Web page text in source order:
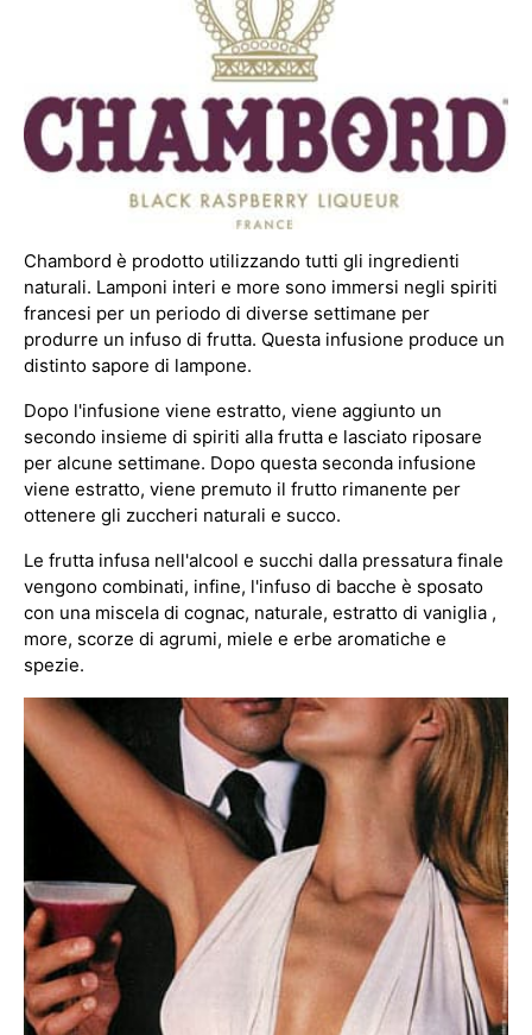
Chambord è prodotto utilizzando tutti gli ingredienti
naturali. Lamponi interi e more sono immersi negli spiriti
francesi per un periodo di diverse settimane per
produrre un infuso di frutta. Questa infusione produce un
distinto sapore di lampone.
Dopo l'infusione viene estratto, viene aggiunto un
secondo insieme di spiriti alla frutta e lasciato riposare
per alcune settimane. Dopo questa seconda infusione
viene estratto, viene premuto il frutto rimanente per
ottenere gli zuccheri naturali e succo.
Le frutta infusa nell'alcool e succhi dalla pressatura finale
vengono combinati, infine, l'infuso di bacche è sposato
con una miscela di cognac, naturale, estratto di vaniglia ,
more, scorze di agrumi, miele e erbe aromatiche e
spezie.